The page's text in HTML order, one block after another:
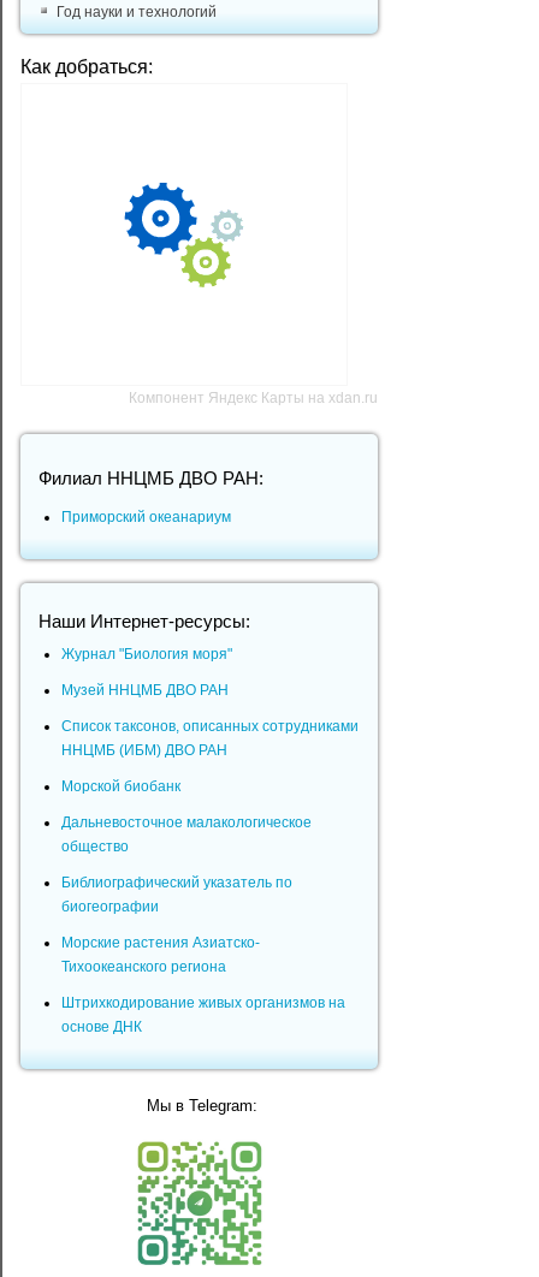
Год науки и технологий
Как добраться:
Компонент Яндекс Карты на xdan.ru
Филиал ННЦМБ ДВО РАН:
Приморский океанариум
Наши Интернет-ресурсы:
Журнал "Биология моря"
Музей ННЦМБ ДВО РАН
Список таксонов, описанных сотрудниками
ННЦМБ (ИБМ) ДВО РАН
Морской биобанк
Дальневосточное малакологическое
общество
Библиографический указатель по
биогеографии
Морские растения Азиатско-
Тихоокеанского региона
Штрихкодирование живых организмов на
основе ДНК
Мы в Telegram: